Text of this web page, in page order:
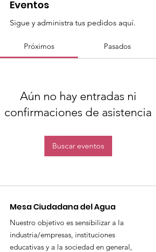
Eventos
Sigue y administra tus pedidos aquí.
Próximos Pasados
Aún no hay entradas ni
confirmaciones de asistencia
Buscar eventos
Mesa Ciudadana del Agua
Nuestro objetivo es sensibilizar a la
industria/empresas, instituciones
educativas y a la sociedad en general,